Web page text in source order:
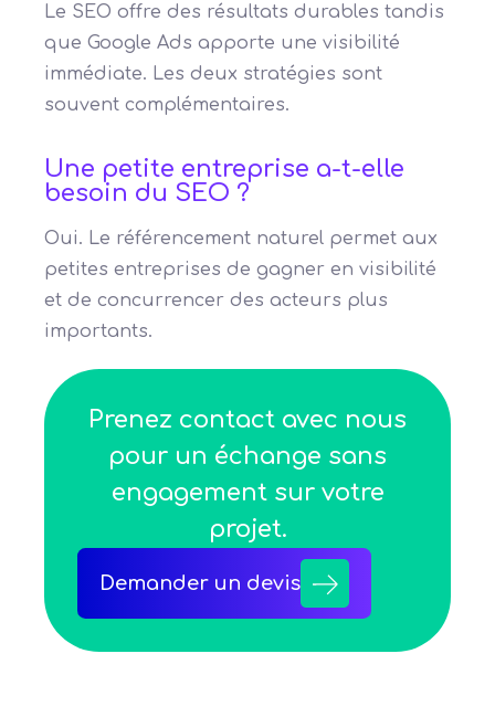
Le SEO offre des résultats durables tandis
que Google Ads apporte une visibilité
immédiate. Les deux stratégies sont
souvent complémentaires.
Une petite entreprise a-t-elle
besoin du SEO ?
Oui. Le référencement naturel permet aux
petites entreprises de gagner en visibilité
et de concurrencer des acteurs plus
importants.
Prenez contact avec nous
pour un échange sans
engagement sur votre
projet.
Demander un devis